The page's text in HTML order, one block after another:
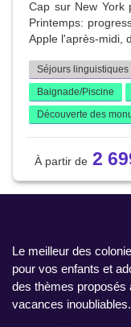
Cap sur New York
Printemps:
Apple l'après-midi,
Séjours linguistiques
Baignade/Piscine
Découverte des
2
Le meilleur des
pour vos enfants et
des thèmes proposés
vacances inoubliables.